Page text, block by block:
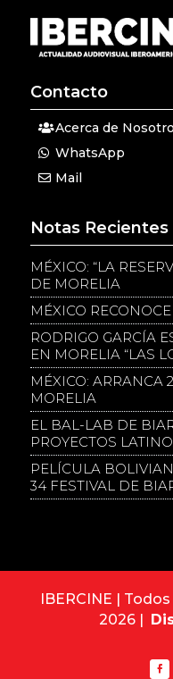
Contacto
Acerca de
WhatsApp
Mail
Notas Recientes
MÉXICO: “LA
DE MORELIA
MÉXICO
RODRIGO GARCÍA
EN MORELIA “LAS
MÉXICO: ARRANCA
MORELIA
EL BAL-LAB DE
PROYECTOS
PELÍCULA
34 FESTIVAL DE
IBERCINE |
2026 |